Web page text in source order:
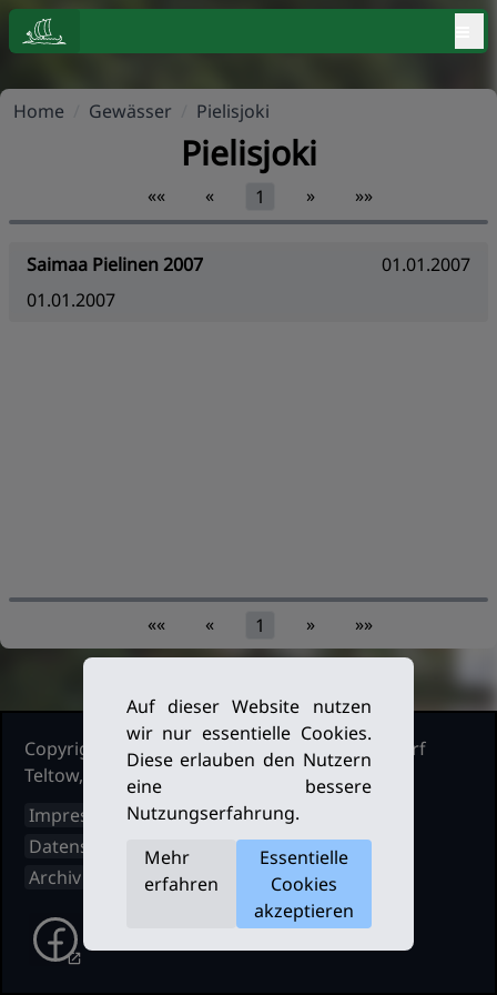
Home Gewässer Pielisjoki
Pielisjoki
«« « 1 » »»
Saimaa Pielinen 2007
01.01.2007
01.01.2007
«« « 1 » »»
Copyright Ruderclub Kleinmachnow Stahnsdorf
Teltow, 2026. Alle Rechte vorbehalten.
Impressum
Datenschutz
Archiv
Auf dieser Website nutzen
wir nur essentielle Cookies.
Diese erlauben den Nutzern
eine bessere
Nutzungserfahrung.
Mehr
erfahren
Essentielle
Cookies
akzeptieren